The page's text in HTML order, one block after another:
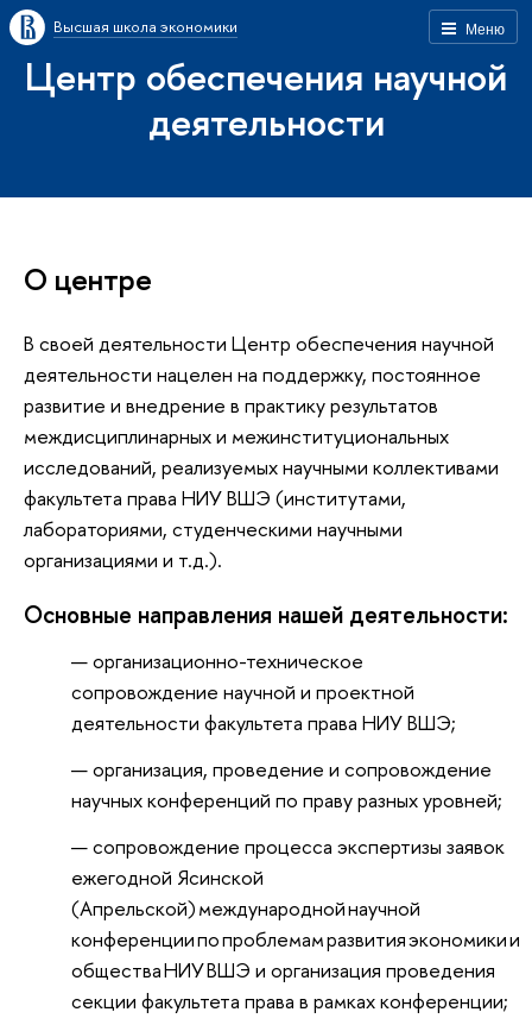
Меню
Высшая школа экономики
Центр обеспечения научной
деятельности
О центре
В своей деятельности Центр обеспечения научной
деятельности нацелен на поддержку, постоянное
развитие и внедрение в практику результатов
междисциплинарных и межинституциональных
исследований, реализуемых научными коллективами
факультета права НИУ ВШЭ (институтами,
лабораториями, студенческими научными
организациями и т.д.).
Основные направления нашей деятельности:
организационно-техническое
сопровождение научной и проектной
деятельности факультета права НИУ ВШЭ;
организация, проведение и сопровождение
научных конференций по праву разных уровней;
сопровождение процесса экспертизы заявок
ежегодной Ясинской
(Апрельской) международной научной
конференции по проблемам развития экономики и
общества НИУ ВШЭ и организация проведения
секции факультета права в рамках конференции;